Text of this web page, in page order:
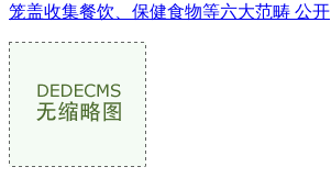
笼盖收集餐饮、保健食物等六大范畴 公开